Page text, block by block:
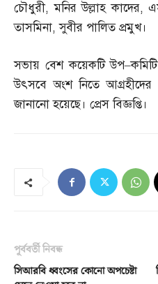
চৌধুরী,মনির উল্লাহ কাদের,
তাসমিনা,সুবীর পালিত প্রমুখ।
সভায় বেশ কয়েকটি উপ–
উৎসবে অংশ নিতে আগ্রহীদের
জানানো হয়েছে। প্রেস বিজ্ঞপ্তি।
পূর্ববর্তী নিবন্ধ
সিআরবি ধ্বংসের কোনো অপচেষ্টা